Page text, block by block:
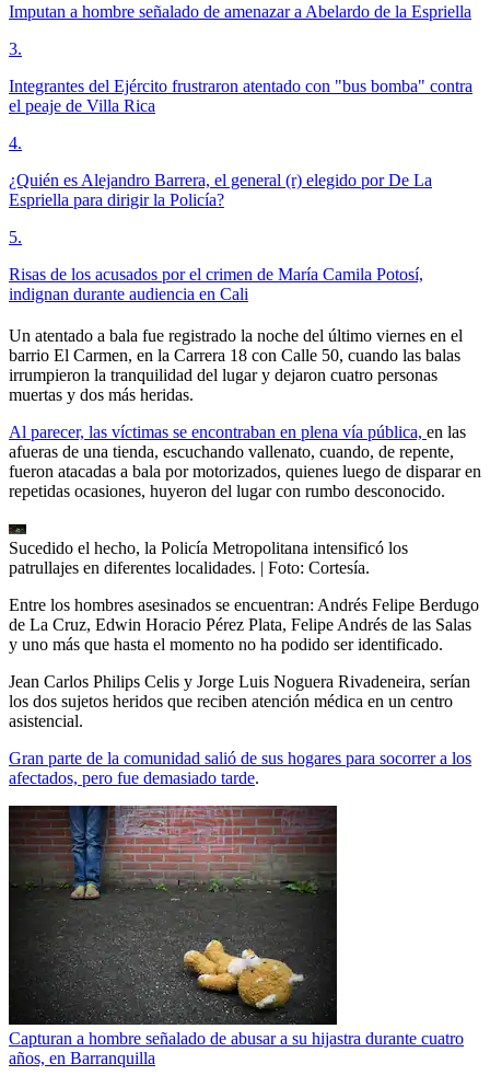
Imputan a hombre señalado de amenazar a Abelardo de la Espriella
3.
Integrantes del Ejército frustraron atentado con "bus bomba" contra
el peaje de Villa Rica
4.
¿Quién es Alejandro Barrera, el general (r) elegido por De La
Espriella para dirigir la Policía?
5.
Risas de los acusados por el crimen de María Camila Potosí,
indignan durante audiencia en Cali
Un atentado a bala fue registrado la noche del último viernes en el
barrio El Carmen, en la Carrera 18 con Calle 50, cuando las balas
irrumpieron la tranquilidad del lugar y dejaron cuatro personas
muertas y dos más heridas.
Al parecer, las víctimas se encontraban en plena vía pública, en las
afueras de una tienda, escuchando vallenato, cuando, de repente,
fueron atacadas a bala por motorizados, quienes luego de disparar en
repetidas ocasiones, huyeron del lugar con rumbo desconocido.
Sucedido el hecho, la Policía Metropolitana intensificó los
patrullajes en diferentes localidades. | Foto: Cortesía.
Entre los hombres asesinados se encuentran: Andrés Felipe Berdugo
de La Cruz, Edwin Horacio Pérez Plata, Felipe Andrés de las Salas
y uno más que hasta el momento no ha podido ser identificado.
Jean Carlos Philips Celis y Jorge Luis Noguera Rivadeneira, serían
los dos sujetos heridos que reciben atención médica en un centro
asistencial.
Gran parte de la comunidad salió de sus hogares para socorrer a los
afectados, pero fue demasiado tarde.
Capturan a hombre señalado de abusar a su hijastra durante cuatro
años, en Barranquilla